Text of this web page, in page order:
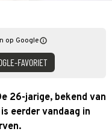
op Google
FAVORIET
26-jarige, bekend van
eerder vandaag in